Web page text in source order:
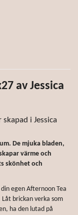
av Jessica
i Jessica
De mjuka bladen,
värme och
skönhet och
egen Afternoon Tea
Låt brickan verka som
ha den lutad på